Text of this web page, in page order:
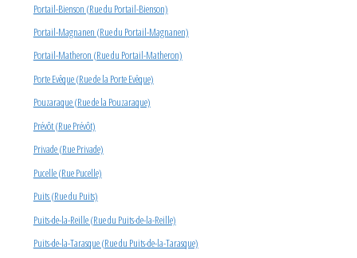
Portail-Bienson (Rue du Portail-Bienson)
Portail-Magnanen (Rue du Portail-Magnanen)
Portail-Matheron (Rue du Portail-Matheron)
Porte Evêque (Rue de la Porte Evêque)
Pouzaraque (Rue de la Pouzaraque)
Prévôt (Rue Prévôt)
Privade (Rue Privade)
Pucelle (Rue Pucelle)
Puits (Rue du Puits)
Puits-de-la-Reille (Rue du Puits-de-la-Reille)
Puits-de-la-Tarasque (Rue du Puits-de-la-Tarasque)